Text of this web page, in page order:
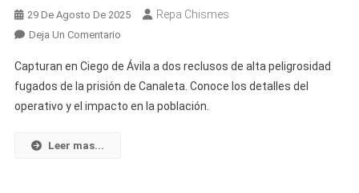
29 De Agosto De 2025 Repa Chismes
Deja Un ComentarioEn
En
Ciego
De
Capturan en Ciego de Ávila a dos reclusos de alta peligrosidad
fugados de la prisión de Canaleta. Conoce los detalles del
operativo y el impacto en la población.
Leer mas...